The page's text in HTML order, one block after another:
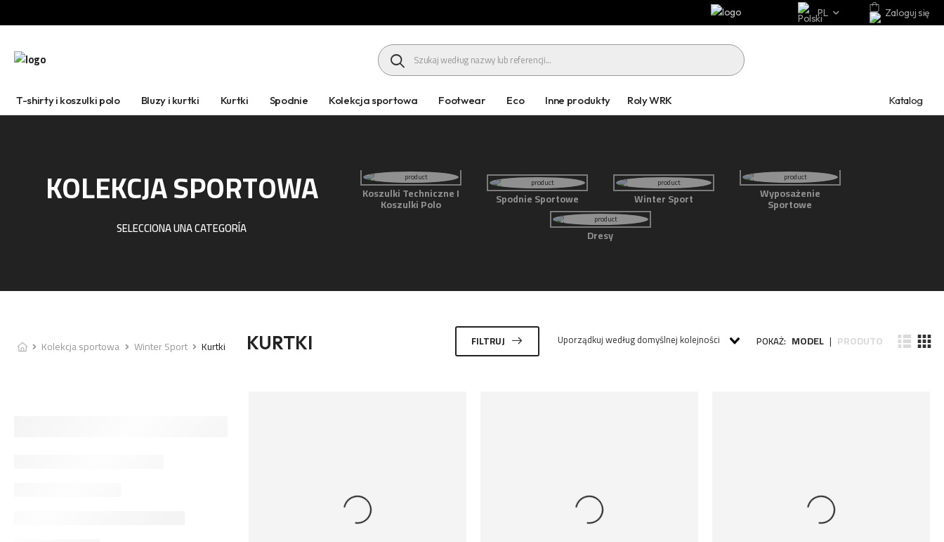
PL Zaloguj się
HEADER SEARCH BUTTON
T-shirty i koszulki polo Bluzy i kurtki Kurtki Spodnie Kolekcja sportowa Footwear Eco Inne produkty Roly WRK Katalog
KOLEKCJA SPORTOWA
SELECCIONA UNA CATEGORÍA
Koszulki Techniczne I
Koszulki Polo Spodnie Sportowe Winter Sport Wyposażenie
Sportowe
Dresy
Kolekcja sportowa Winter Sport Kurtki KURTKI FILTRUJ Uporządkuj według domyślnej kolejności POKAŻ: MODEL | PRODUTO